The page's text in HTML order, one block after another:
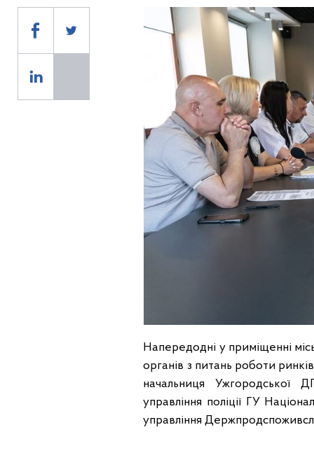
Напередодні у приміщенні
органів з питань роботи
начальниця Ужгородської
управління поліції ГУ
управління